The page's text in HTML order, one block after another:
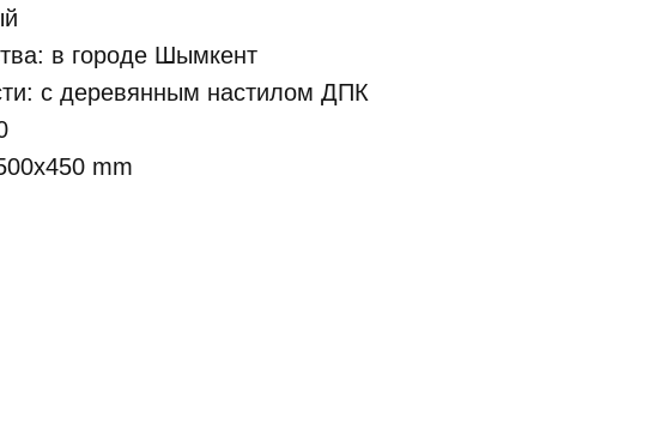
в городе Шымкент
c деревянным настилом ДПК
mm